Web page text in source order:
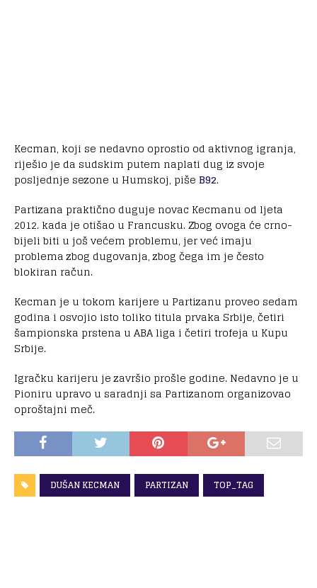
Kecman, koji se nedavno oprostio od aktivnog igranja,
riješio je da sudskim putem naplati dug iz svoje
posljednje sezone u Humskoj, piše B92.
Partizana praktično duguje novac Kecmanu od ljeta
2012. kada je otišao u Francusku. Zbog ovoga će crno-
bijeli biti u još većem problemu, jer već imaju
problema zbog dugovanja, zbog čega im je često
blokiran račun.
Kecman je u tokom karijere u Partizanu proveo sedam
godina i osvojio isto toliko titula prvaka Srbije, četiri
šampionska prstena u ABA liga i četiri trofeja u Kupu
Srbije.
Igračku karijeru je završio prošle godine. Nedavno je u
Pioniru upravo u saradnji sa Partizanom organizovao
oproštajni meč.
DUŠAN KECMAN PARTIZAN TOP_TAG